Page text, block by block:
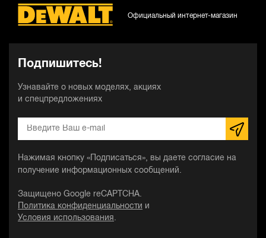
Подпишитесь!
Узнавайте о новых моделях, акциях
и спецпредложениях
Нажимая кнопку «Подписаться», вы даете согласие на
получение информационных сообщений.
Защищено Google reCAPTCHA.
Политика конфиденциальности и
Условия использования.
Официальный интернет-магазин